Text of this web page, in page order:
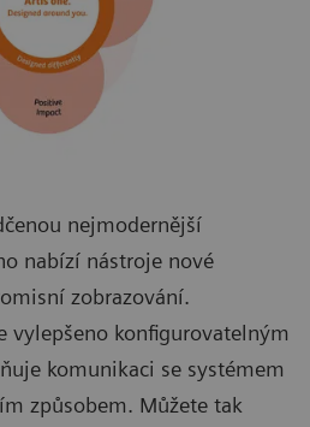
nejmodernější
nabízí nástroje nové
zobrazování.
vylepšeno konfigurovatelným
komunikaci se systémem
způsobem. Můžete tak